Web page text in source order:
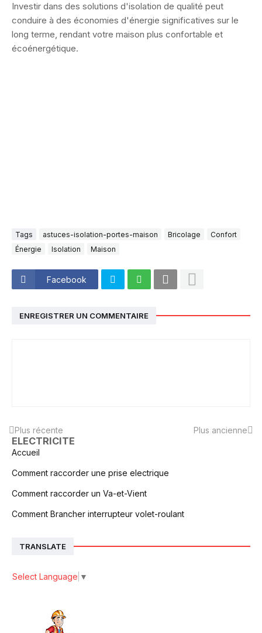
Investir dans des solutions d'isolation de qualité peut
conduire à des économies d'énergie significatives sur le
long terme, rendant votre maison plus confortable et
écoénergétique.
Tags astuces-isolation-portes-maison Bricolage
Confort
Énergie
Isolation Maison
Facebook
ENREGISTRER UN COMMENTAIRE
Plus récente Plus ancienne
ELECTRICITE
Accueil
Comment raccorder une prise electrique
Comment raccorder un Va-et-Vient
Comment Brancher interrupteur volet-roulant
TRANSLATE
Select Language ▼